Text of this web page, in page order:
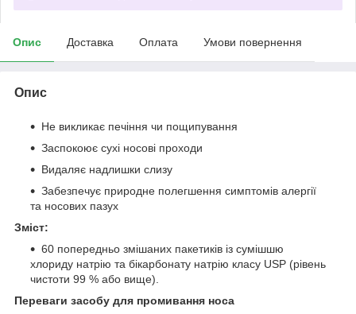
Опис Доставка Оплата Умови повернення
Опис
Не викликає печіння чи пощипування
Заспокоює сухі носові проходи
Видаляє надлишки слизу
Забезпечує природне полегшення симптомів алергії
та носових пазух
Зміст:
60 попередньо змішаних пакетиків із сумішшю
хлориду натрію та бікарбонату натрію класу USP (рівень
чистоти 99 % або вище).
Переваги засобу для промивання носа